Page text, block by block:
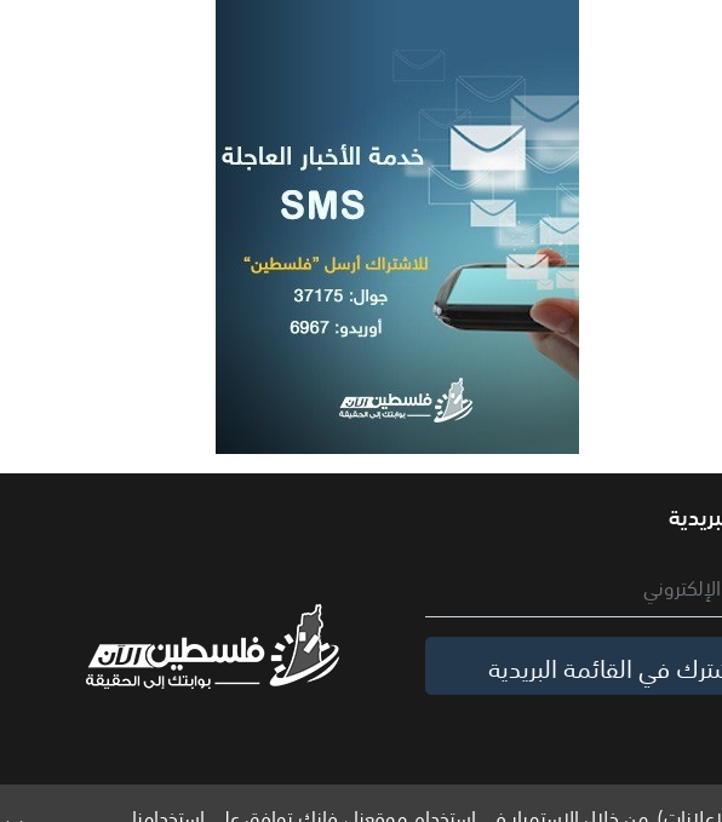
في القائمة البريدية